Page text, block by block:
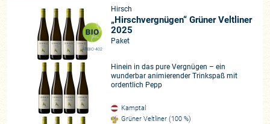
AT-BIO-402
Hirsch
„Hirschvergnügen“ Grüner Veltliner
2025
Paket
Hinein in das pure Vergnügen – ein
wunderbar animierender Trinkspaß mit
ordentlich Pepp
Kamptal
Grüner Veltliner (100 %)